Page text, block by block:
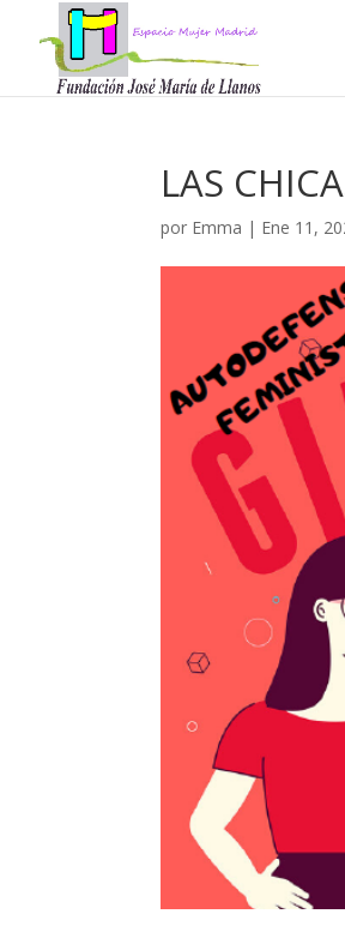
LAS
por Emma | Ene 11,